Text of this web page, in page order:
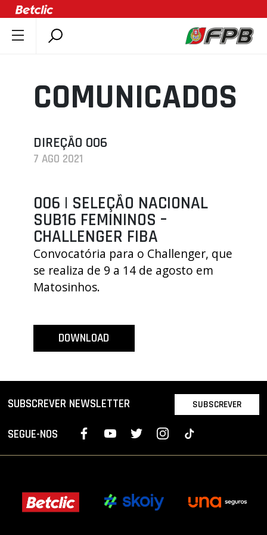
DOCUMENTOS
ÚLTIMAS
ASSOCIAÇÕES
CLUBES
AGENDA
SELEÇÕES
MINIBASQUETE
ÁREA TÉCNICA
PROJETOS
LIGA BETCLIC FEMININA
COMUNICADOS
DIREÇÃO 006
7 AGO 2021
006 | SELEÇÃO NACIONAL
SUB16 FEMININOS –
CHALLENGER FIBA
Convocatória para o Challenger, que
se realiza de 9 a 14 de agosto em
Matosinhos.
DOWNLOAD
SUBSCREVER NEWSLETTER SUBSCREVER
SEGUE-NOS